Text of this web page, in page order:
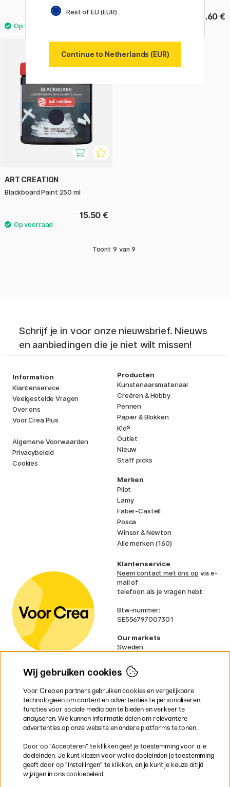
22.50 € 5.60 €
ART CREATION
Blackboard Paint 250 ml
15.50 €
Toont 9 van 9
Schrijf je in voor onze nieuwsbrief. Nieuws
en aanbiedingen die je niet wilt missen!
Information
Klantenservice
Veelgestelde Vragen
Over ons
Voor Crea Plus
Algemene Voorwaarden
Privacybeleid
Cookies
Producten
Kunstenaarsmateriaal
Creëren & Hobby
Pennen
Papier & Blokken
Kids
Outlet
Nieuw
Staff picks
Merken
Pilot
Lamy
Faber-Castell
Posca
Winsor & Newton
Alle merken (160)
Klantenservice
Neem contact met ons op via e-
mail of
telefoon als je vragen hebt.
Btw-nummer:
SE556797007301
Our markets
Sweden
Denmark
Finland
Ireland
Germany
UK
EU
gelden voor volumineuze producten.
Snel en veilig met creditcard of iDEAL
Rest of EU (EUR)
Continue to Netherlands (EUR)
Wij gebruiken cookies
Voor Crea en partners gebruiken cookies en vergelijkbare
technologieën om content en advertenties te personaliseren,
functies voor sociale media aan te bieden en verkeer te
analyseren. We kunnen informatie delen om relevantere
advertenties op onze website en andere platforms te tonen.
Door op ”Accepteren” te klikken geef je toestemming voor alle
doeleinden. Je kunt kiezen voor welke doeleinden je toestemming
geeft door op ”Instellingen” te klikken, en je kunt je keuze altijd
wijzigen in ons cookiebeleid.